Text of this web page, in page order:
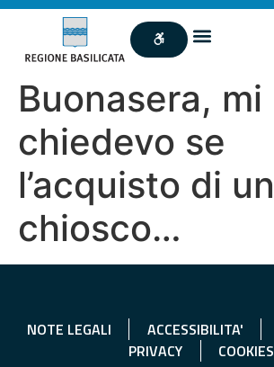
Buonasera, mi
chiedevo se
l’acquisto di un
chiosco…
NOTE LEGALI ACCESSIBILITA'
PRIVACY
COOKIES